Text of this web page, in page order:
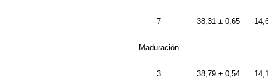
7 38,31 ± 0,65
Maduración
3 38,79 ± 0,54